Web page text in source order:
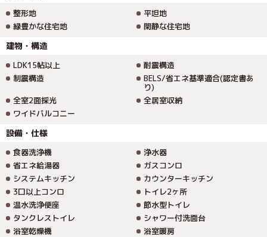
整形地
平坦地
緑豊かな住宅地
閑静な住宅地
建物・構造
LDK15帖以上
耐震構造
制震構造
BELS/省エネ基準適合(認定書あ
り)
全室2面採光
全居室収納
ワイドバルコニー
設備・仕様
食器洗浄機
浄水器
省エネ給湯器
ガスコンロ
システムキッチン
カウンターキッチン
3口以上コンロ
トイレ2ヶ所
温水洗浄便座
節水型トイレ
タンクレストイレ
シャワー付洗面台
浴室乾燥機
浴室暖房